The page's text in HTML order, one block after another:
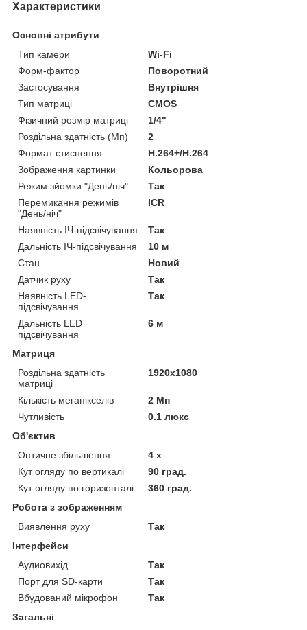
Характеристики
Основні атрибути
Тип камери
Wi-Fi
Форм-фактор
Поворотний
Застосування
Внутрішня
Тип матриці
CMOS
Фізичний розмір матриці
1/4"
Роздільна здатність (Мп)
2
Формат стиснення
H.264+/H.264
Зображення картинки
Кольорова
Режим зйомки "День/ніч"
Так
Перемикання режимів
"День/ніч"
ICR
Наявність ІЧ-підсвічування
Так
Дальність ІЧ-підсвічування
10 м
Стан
Новий
Датчик руху
Так
Наявність LED-
підсвічування
Так
Дальність LED
підсвічування
6 м
Матриця
Роздільна здатність
матриці
1920x1080
Кількість мегапікселів
2 Мп
Чутливість
0.1 люкс
Об'єктив
Оптичне збільшення
4 х
Кут огляду по вертикалі
90 град.
Кут огляду по горизонталі
360 град.
Робота з зображенням
Виявлення руху
Так
Інтерфейси
Аудиовихід
Так
Порт для SD-карти
Так
Вбудований мікрофон
Так
Загальні